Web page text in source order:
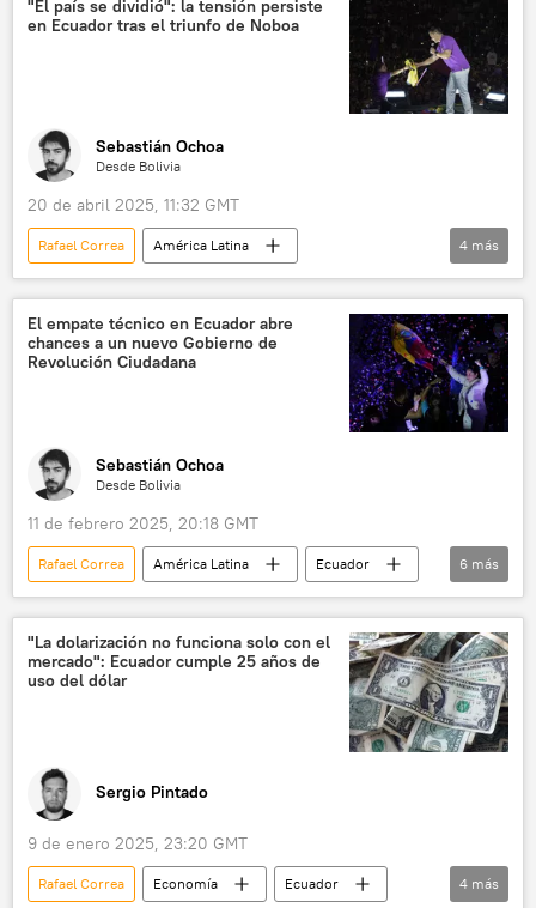
Consejo Nacional Electoral (CNE) de Ecuador
"El país se dividió": la tensión persiste
en Ecuador tras el triunfo de Noboa
Sebastián Ochoa
Desde Bolivia
20 de abril 2025, 11:32 GMT
Rafael Correa
América Latina
Daniel Noboa
Luisa González
Ecuador
Venezuela
Consejo Nacional Electoral (CNE) de Ecuador
4 más
El empate técnico en Ecuador abre
chances a un nuevo Gobierno de
Revolución Ciudadana
Sebastián Ochoa
Desde Bolivia
11 de febrero 2025, 20:18 GMT
Rafael Correa América Latina
Ecuador
Gobierno de Ecuador
Daniel Noboa
Luisa González
política
💬 Opinión y Análisis
elecciones
6 más
"La dolarización no funciona solo con el
mercado": Ecuador cumple 25 años de
uso del dólar
Sergio Pintado
9 de enero 2025, 23:20 GMT
Rafael Correa Economía
Ecuador
4 más